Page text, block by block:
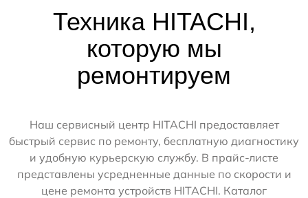
Техника HITACHI,
которую мы
ремонтируем
Наш сервисный центр HITACHI предоставляет
быстрый сервис по ремонту, бесплатную диагностику
и удобную курьерскую службу. В прайс-листе
представлены усредненные данные по скорости и
цене ремонта устройств HITACHI. Каталог